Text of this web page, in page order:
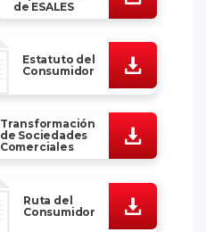
de ESALES
Estatuto del
Consumidor
Transformación
de Sociedades
Comerciales
Ruta del
Consumidor